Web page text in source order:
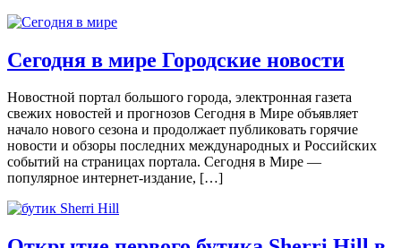
Сегодня в мире Городские новости
Новостной портал большого города, электронная газета
свежих новостей и прогнозов Сегодня в Мире объявляет
начало нового сезона и продолжает публиковать горячие
новости и обзоры последних международных и Российских
событий на страницах портала. Сегодня в Мире —
популярное интернет-издание, […]